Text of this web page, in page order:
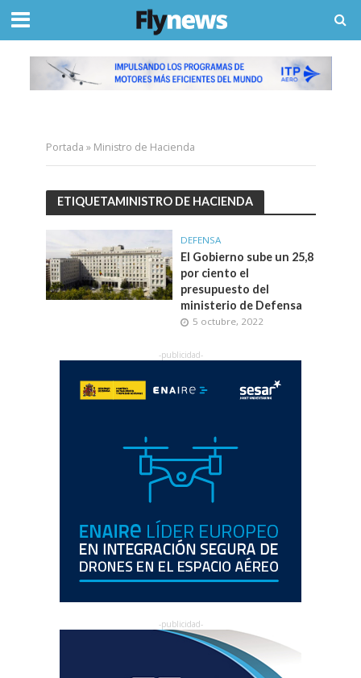
Portada » Ministro de Hacienda
ETIQUETAMINISTRO DE HACIENDA
DEFENSA
El Gobierno sube un 25,8
por ciento el
presupuesto del
ministerio de Defensa
5 octubre, 2022